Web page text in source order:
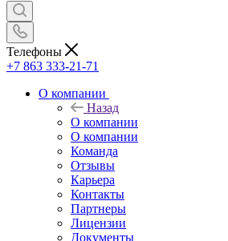
Телефоны
+7 863 333-21-71
О компании
Назад
О компании
О компании
Команда
Отзывы
Карьера
Контакты
Партнеры
Лицензии
Документы